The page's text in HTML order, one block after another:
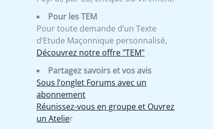
Pour les TEM
Pour toute demande d’un Texte
d’Etude Maçonnique personnalisé,
Découvrez notre offre "TEM"
Partagez savoirs et vos avis
Sous l’onglet Forums avec un
abonnement
Réunissez-vous en groupe et Ouvrez
un Atelier